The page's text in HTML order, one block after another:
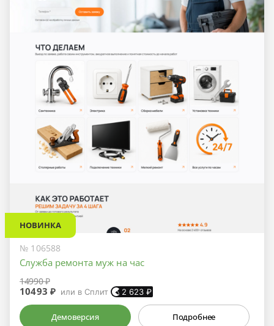
НОВИНКА
№ 106588
Служба ремонта муж на час
14990 ₽
10493 ₽ или в Сплит 2 623 ₽
Демоверсия Подробнее